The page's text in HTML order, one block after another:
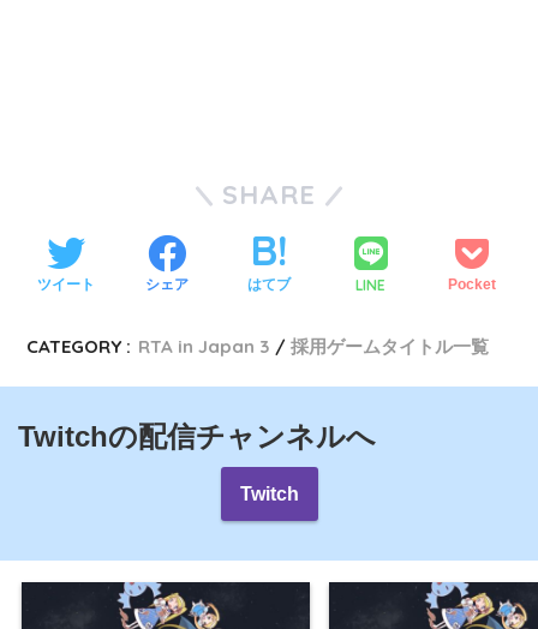
SHARE
ツイート シェア はてブ LINE Pocket
CATEGORY : RTA in Japan 3 採用ゲームタイトル一覧
Twitchの配信チャンネルへ
Twitch